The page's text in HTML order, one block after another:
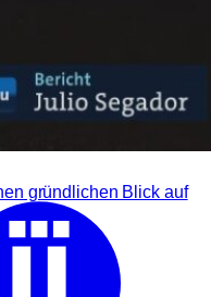
gründlichen Blick auf